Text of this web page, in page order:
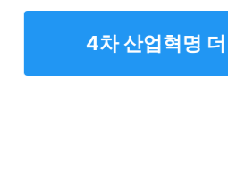
4차 산업혁명